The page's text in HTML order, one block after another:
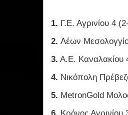
1. Γ.Ε. Αγρινίου 4
2. Λέων
3. Α.Ε. Καναλακίου
4. Νικόπολη
5. MetronGold